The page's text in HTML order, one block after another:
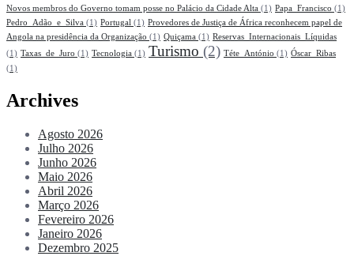
Novos membros do Governo tomam posse no Palácio da Cidade Alta (1) Papa_Francisco (1)
Pedro_Adão_e_Silva (1) Portugal (1) Provedores de Justiça de África reconhecem papel de
Angola na presidência da Organização (1) Quiçama (1) Reservas_Internacionais_Líquidas
(1) Taxas_de_Juro (1) Tecnologia (1) Turismo (2) Téte_António (1) Óscar_Ribas
(1)
Archives
Agosto 2026
Julho 2026
Junho 2026
Maio 2026
Abril 2026
Março 2026
Fevereiro 2026
Janeiro 2026
Dezembro 2025